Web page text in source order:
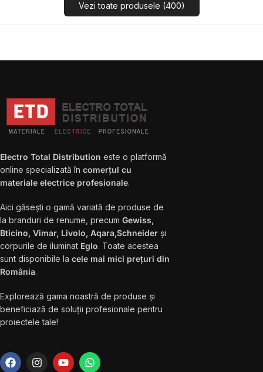
Vezi toate produsele (400)
Electro Total Distribution este o platformă
online specializată în comerțul cu
materiale electrice profesionale.
Aici găsești o gamă variată de produse de
la branduri de renume, precum Gewiss,
Bticino, Vimar, Livolo, Aqara,Schneider și
corpurile de iluminat Eglo. Toate acestea
sunt disponibile la cele mai mici prețuri din
România.
Explorează gama noastră de produse și
beneficiază de soluții profesionale pentru
proiectele tale!